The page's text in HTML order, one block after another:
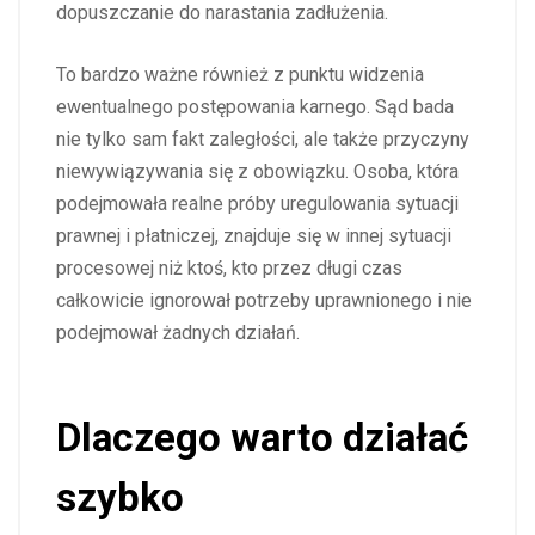
dopuszczanie do narastania zadłużenia.
To bardzo ważne również z punktu widzenia
ewentualnego postępowania karnego. Sąd bada
nie tylko sam fakt zaległości, ale także przyczyny
niewywiązywania się z obowiązku. Osoba, która
podejmowała realne próby uregulowania sytuacji
prawnej i płatniczej, znajduje się w innej sytuacji
procesowej niż ktoś, kto przez długi czas
całkowicie ignorował potrzeby uprawnionego i nie
podejmował żadnych działań.
Dlaczego warto działać
szybko